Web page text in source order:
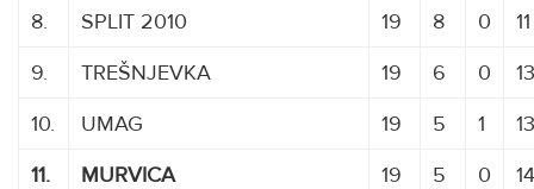
8.
SPLIT 2010 19 8 0
11
9.
TREŠNJEVKA 19 6 0
13
10.
UMAG 19 5 1
13
11.
MURVICA 19 5 0
14